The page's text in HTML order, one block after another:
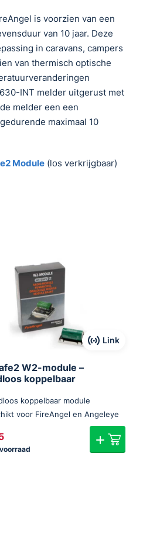
is voorzien van een
van 10 jaar. Deze
in caravans, campers
van thermisch optische
INT melder uitgerust met
melder een een
maximaal 10
Module (los verkrijgbaar)
Link
W2-module –
koppelbaar
koppelbaar module
voor FireAngel en Angeleye